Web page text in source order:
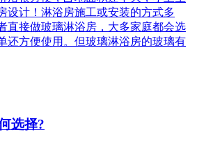
设计！淋浴房施工或安装的方式多
直接做玻璃淋浴房，大多家庭都会选
还方便使用。但玻璃淋浴房的玻璃有
选择?